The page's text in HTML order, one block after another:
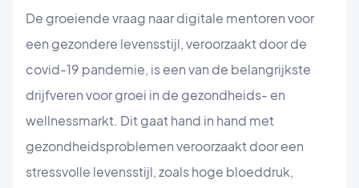
De groeiende vraag naar digitale mentoren voor
een gezondere levensstijl, veroorzaakt door de
covid-19 pandemie, is een van de belangrijkste
drijfveren voor groei in de gezondheids- en
wellnessmarkt. Dit gaat hand in hand met
gezondheidsproblemen veroorzaakt door een
stressvolle levensstijl, zoals hoge bloeddruk,